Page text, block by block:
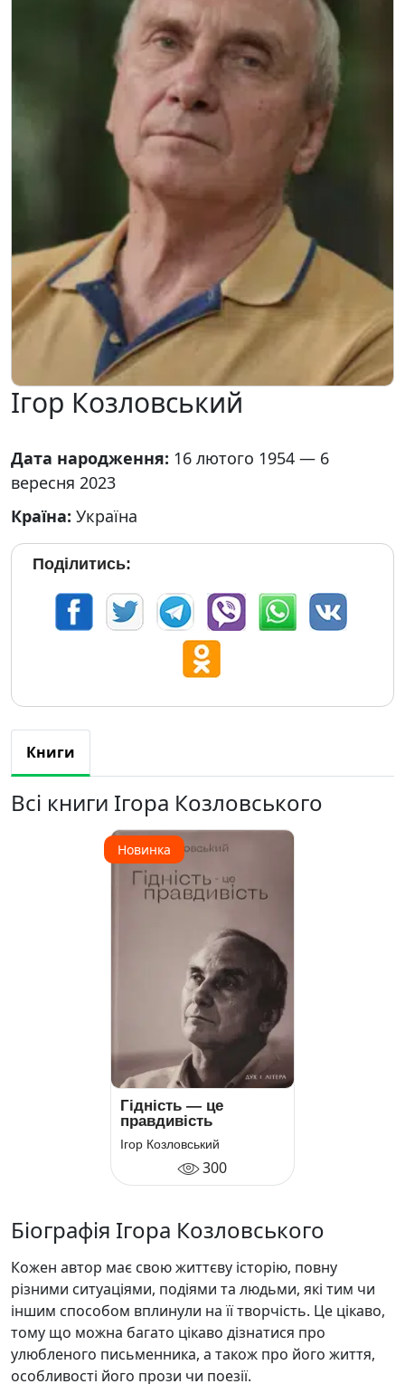
Ігор Козловський
Дата народження: 16 лютого 1954 — 6
вересня 2023
Країна: Україна
Поділитись:
Книги
Всі книги Ігора Козловського
Новинка
Гідність — це
правдивість
Ігор Козловський
300
Біографія Ігора Козловського
Кожен автор має свою життєву історію, повну
різними ситуаціями, подіями та людьми, які тим чи
іншим способом вплинули на її творчість. Це цікаво,
тому що можна багато цікаво дізнатися про
улюбленого письменника, а також про його життя,
особливості його прози чи поезії.